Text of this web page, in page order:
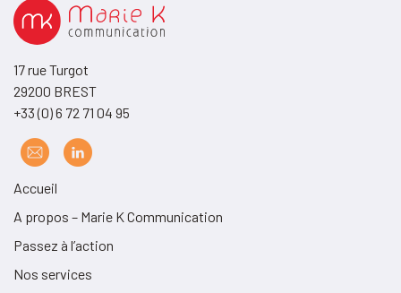
17 rue Turgot
29200 BREST
+33 (0) 6 72 71 04 95
Accueil
A propos – Marie K Communication
Passez à l’action
Nos services